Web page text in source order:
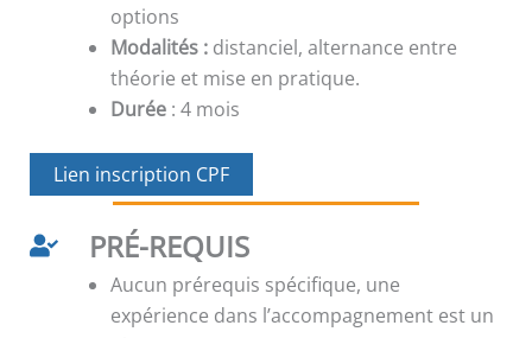
options
Modalités : distanciel, alternance entre
théorie et mise en pratique.
Durée : 4 mois
Lien inscription CPF
PRÉ-REQUIS
Aucun prérequis spécifique, une
expérience dans l’accompagnement est un